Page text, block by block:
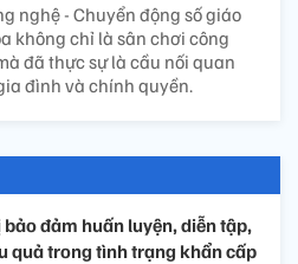
nghệ - Chuyển động số giáo
không chỉ là sân chơi công
đã thực sự là cầu nối quan
đình và chính quyền.
đảm huấn luyện, diễn tập,
quả trong tình trạng khẩn cấp